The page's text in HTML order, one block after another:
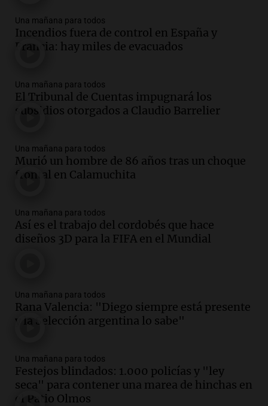
Una mañana para todos
Incendios fuera de control en España y
Francia: hay miles de evacuados
Una mañana para todos
El Tribunal de Cuentas impugnará los
subsidios otorgados a Claudio Barrelier
Una mañana para todos
Murió un hombre de 86 años tras un choque
frontal en Calamuchita
Una mañana para todos
Así es el trabajo del cordobés que hace
diseños 3D para la FIFA en el Mundial
Una mañana para todos
Rana Valencia: "Diego siempre está presente
y la Selección argentina lo sabe"
Una mañana para todos
Festejos blindados: 1.000 policías y "ley
seca" para contener una marea de hinchas en
el Patio Olmos